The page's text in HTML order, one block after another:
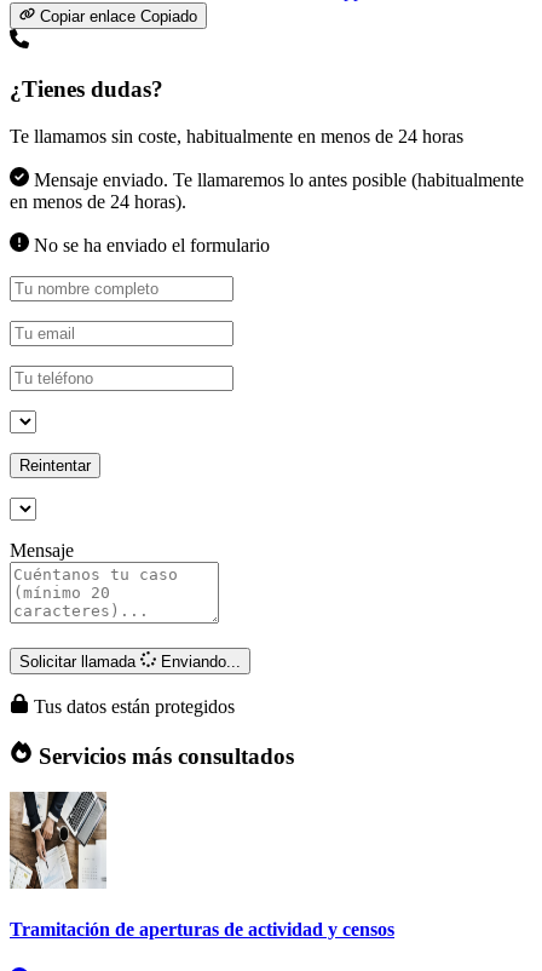
Copiar enlace Copiado
¿Tienes dudas?
Te llamamos sin coste, habitualmente en menos de 24 horas
Mensaje enviado. Te llamaremos lo antes posible (habitualmente
en menos de 24 horas).
No se ha enviado el formulario
Reintentar
Mensaje
Solicitar llamada Enviando...
Tus datos están protegidos
Servicios más consultados
Tramitación de aperturas de actividad y censos